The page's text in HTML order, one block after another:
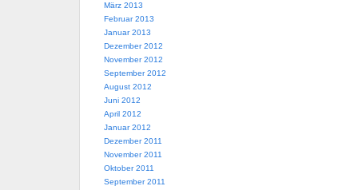
März 2013
Februar 2013
Januar 2013
Dezember 2012
November 2012
September 2012
August 2012
Juni 2012
April 2012
Januar 2012
Dezember 2011
November 2011
Oktober 2011
September 2011